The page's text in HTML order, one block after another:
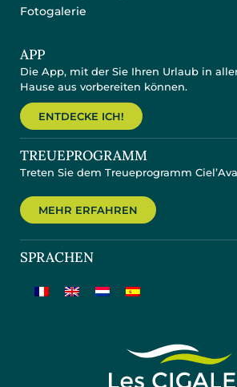
Fotogalerie
APP
Die App, mit der Sie Ihren Urlaub in
Hause aus vorbereiten können.
ENTDECKE ICH!
TREUEPROGRAMM
Treten Sie dem Treueprogramm
MEHR ERFAHREN
SPRACHEN